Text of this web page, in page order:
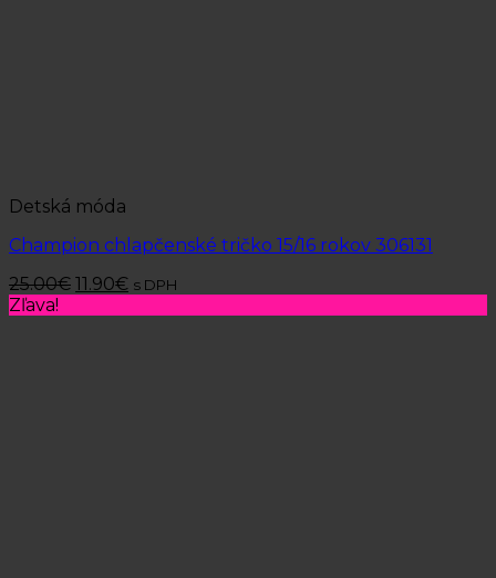
Detská móda
Champion chlapčenské tričko 15/16 rokov 306131
25.00€ 11.90€ s DPH
Zľava!